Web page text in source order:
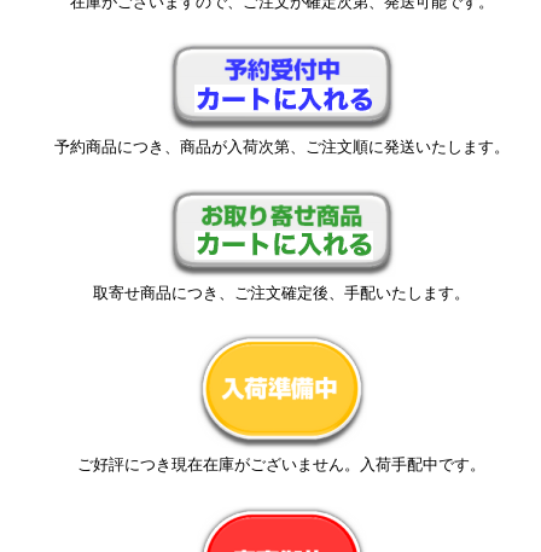
予約商品につき、商品が入荷次第、ご注文順に発送いたします。
取寄せ商品につき、ご注文確定後、手配いたします。
ご好評につき現在在庫がございません。入荷手配中です。